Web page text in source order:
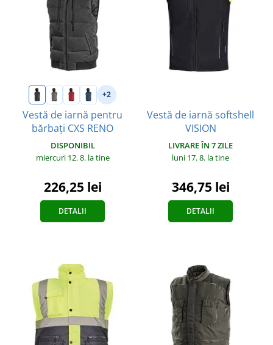
+2
Vestă de iarnă pentru
bărbați CXS RENO
DISPONIBIL
miercuri 12. 8. la tine
226,25 lei
DETALII
Vestă de iarnă softshell
VISION
LIVRARE ÎN 7 ZILE
luni 17. 8. la tine
346,75 lei
DETALII